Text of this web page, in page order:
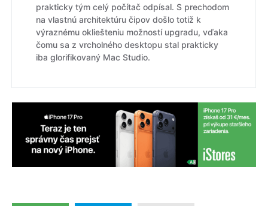
prakticky tým celý počítač odpísal. S prechodom
na vlastnú architektúru čipov došlo totiž k
výraznému okliešteniu možností upgradu, vďaka
čomu sa z vrcholného desktopu stal prakticky
iba glorifikovaný Mac Studio.